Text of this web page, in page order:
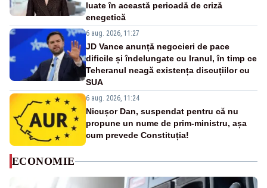
luate în această perioadă de criză
enegetică
6 aug. 2026, 11:27
JD Vance anunță negocieri de pace
dificile și îndelungate cu Iranul, în timp ce
Teheranul neagă existența discuțiilor cu
SUA
6 aug. 2026, 11:24
Nicușor Dan, suspendat pentru că nu
propune un nume de prim-ministru, așa
cum prevede Constituția!
ECONOMIE